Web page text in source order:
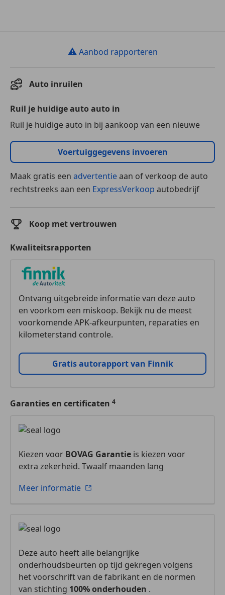
⚠ Aanbod rapporteren
Auto inruilen
Ruil je huidige auto auto in
Ruil je huidige auto in bij aankoop van een nieuwe
Voertuiggegevens invoeren
Maak gratis een advertentieaan of verkoop de auto
rechtstreeks aan een ExpressVerkoop autobedrijf
Koop met vertrouwen
Kwaliteitsrapporten
Ontvang uitgebreide informatie van deze auto
en voorkom een miskoop. Bekijk nu de meest
voorkomende APK-afkeurpunten, reparaties en
kilometerstand controle.
Gratis autorapport van Finnik
Garanties en certificaten
Kiezen voor BOVAG Garantie is kiezen voor
extra zekerheid. Twaalf maanden lang
Meer informatie
Deze auto heeft alle belangrijke
onderhoudsbeurten op tijd gekregen volgens
het voorschrift van de fabrikant en de normen
van stichting 100% onderhouden .